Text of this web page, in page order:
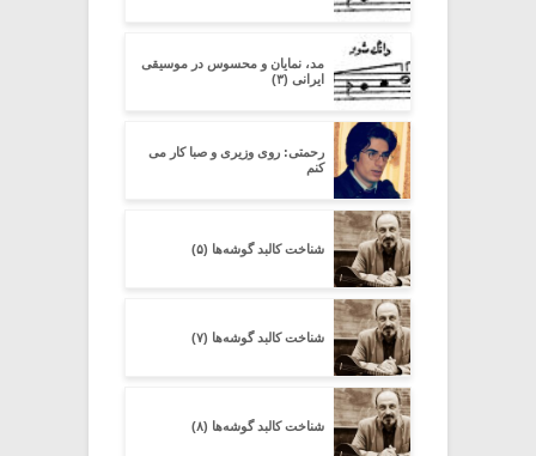
مد، نمایان و محسوس در موسیقی
ایرانی (۳)
رحمتی: روی وزیری و صبا کار می
کنم
شناخت کالبد گوشه‌ها (۵)
شناخت کالبد گوشه‌ها (۷)
شناخت کالبد گوشه‌ها (۸)